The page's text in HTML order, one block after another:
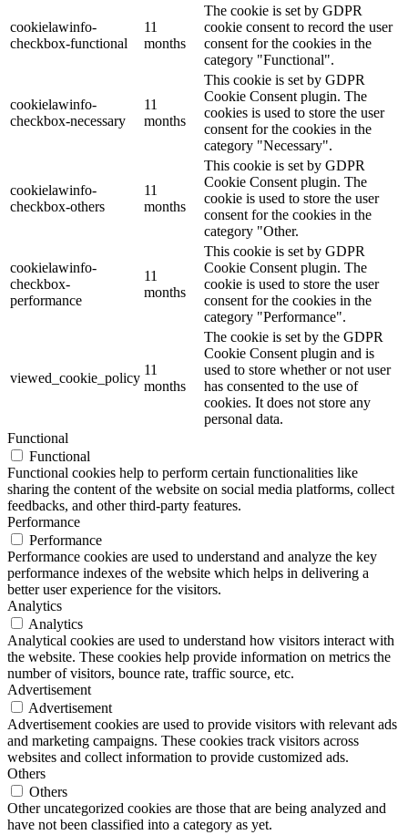
cookielawinfo-
checkbox-functional
11
months
The cookie is set by GDPR
cookie consent to record the user
consent for the cookies in the
category "Functional".
cookielawinfo-
checkbox-necessary
11
months
This cookie is set by GDPR
Cookie Consent plugin. The
cookies is used to store the user
consent for the cookies in the
category "Necessary".
cookielawinfo-
checkbox-others
11
months
This cookie is set by GDPR
Cookie Consent plugin. The
cookie is used to store the user
consent for the cookies in the
category "Other.
cookielawinfo-
checkbox-
performance
11
months
This cookie is set by GDPR
Cookie Consent plugin. The
cookie is used to store the user
consent for the cookies in the
category "Performance".
viewed_cookie_policy
11
months
The cookie is set by the GDPR
Cookie Consent plugin and is
used to store whether or not user
has consented to the use of
cookies. It does not store any
personal data.
Functional
Functional
Functional cookies help to perform certain functionalities like
sharing the content of the website on social media platforms, collect
feedbacks, and other third-party features.
Performance
Performance
Performance cookies are used to understand and analyze the key
performance indexes of the website which helps in delivering a
better user experience for the visitors.
Analytics
Analytics
Analytical cookies are used to understand how visitors interact with
the website. These cookies help provide information on metrics the
number of visitors, bounce rate, traffic source, etc.
Advertisement
Advertisement
Advertisement cookies are used to provide visitors with relevant ads
and marketing campaigns. These cookies track visitors across
websites and collect information to provide customized ads.
Others
Others
Other uncategorized cookies are those that are being analyzed and
have not been classified into a category as yet.